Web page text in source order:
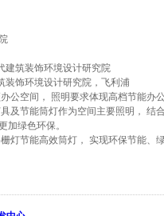
建筑装饰环境设计研究院
装饰环境设计研究院，飞利浦
公空间， 照明要求体现高档节能办
及节能筒灯作为空间主要照明， 结
加绿色环保。
灯节能高效筒灯， 实现环保节能、